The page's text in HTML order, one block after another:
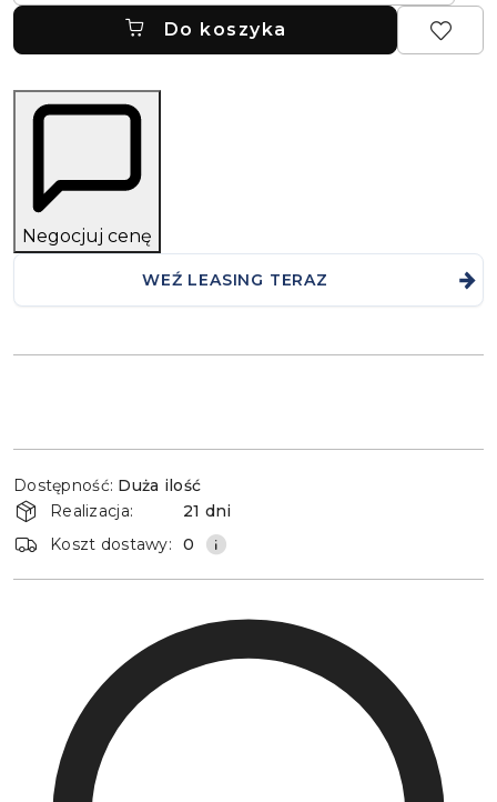
Do koszyka
Negocjuj cenę
WEŹ LEASING TERAZ
i
dostawa
Dostępność: Duża ilość
Realizacja:
21 dni
Koszt dostawy:
0